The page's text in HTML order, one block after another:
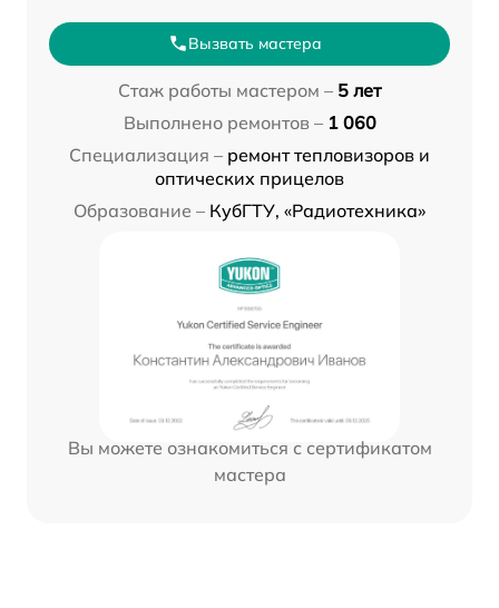
Вызвать мастера
Стаж работы мастером – 5 лет
Выполнено ремонтов – 1 060
Специализация – ремонт тепловизоров и
оптических прицелов
Образование – КубГТУ, «Радиотехника»
Вы можете ознакомиться с сертификатом
мастера